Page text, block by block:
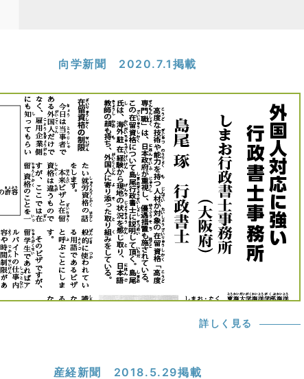
向学新聞 2020.7.1掲載
詳しく見る
産経新聞 2018.5.29掲載